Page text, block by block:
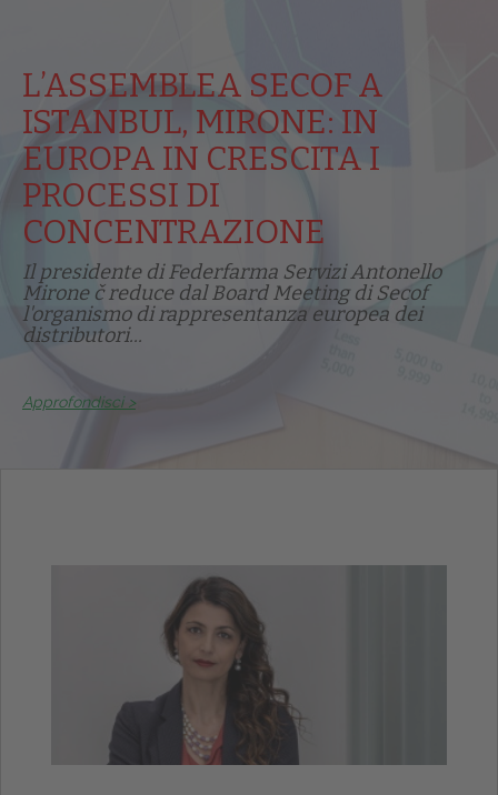
L’ASSEMBLEA SECOF A
ISTANBUL, MIRONE: IN
EUROPA IN CRESCITA I
PROCESSI DI
CONCENTRAZIONE
Il presidente di Federfarma Servizi Antonello
Mirone č reduce dal Board Meeting di Secof
l'organismo di rappresentanza europea dei
distributori...
Approfondisci >